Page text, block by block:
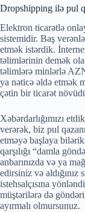
Dropshipping ilə pul
Elektron ticarətlə
sistemidir. Baş
etmək istərdik.
təlimlərinin demək
təlimlərə minlərlə
ya nəticə əldə etmək
çətin bir ticarət
Xəbərdarlığımızı
verərək, biz pul
etməyə başlaya
qarşılığı “damla
anbarınızda və ya
edirsiniz və aldığınız
istehsalçısına
müştərilərə də
ayırmalı olmursunuz.